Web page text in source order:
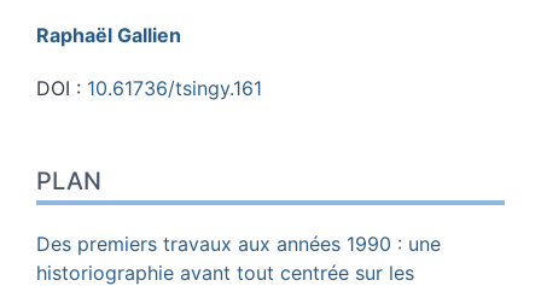
Raphaël Gallien
DOI : 10.61736/tsingy.161
Texte
Notes
Citer cet article
Auteur
PLAN
Des premiers travaux aux années 1990 : une
historiographie avant tout centrée sur les